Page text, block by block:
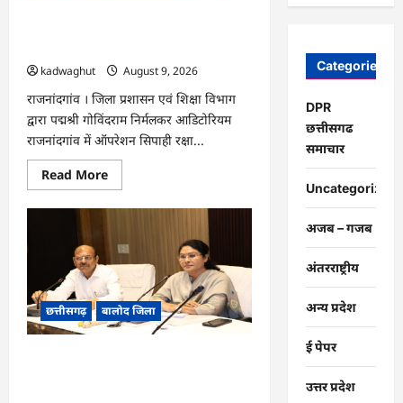
kadwaghut
August 9, 2026
राजनांदगांव । जिला प्रशासन एवं शिक्षा विभाग
द्वारा पद्मश्री गोविंदराम निर्मलकर आडिटोरियम
राजनांदगांव में ऑपरेशन सिपाही रक्षा...
Read MoreRead
more
राजनांदगांव
सिपाही
रक्षा
सूत्र
के
तहत
सीमा
पर
छत्तीसगढ़ बालोद जिला
Categories
DPR
छत्तीसगढ
समाचार
Uncategorized
अजब – गजब
अंतरराष्ट्रीय
अन्य प्रदेश
ई पेपर
उत्तर प्रदेश